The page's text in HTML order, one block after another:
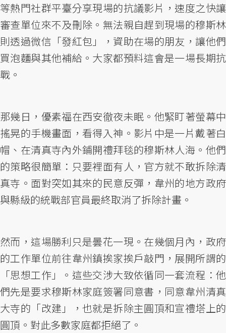
等熱門社群平臺分享現場的抗議影片，速度之快讓
審查單位來不及刪除。無法親自趕到現場的穆斯林
則透過微信「發紅包」，資助在場的朋友，讓他們
買泡麵與其他補給。大家都預料這會是一場長期抗
戰。
那幾日，優素福在西安徹夜未眠。他緊盯著螢幕中
搖晃的手機畫面，看得入神。影片中是一片戴著白
帽、在清真寺內外鋪開禮拜毯的穆斯林人海。他們
的策略很簡單：只要裡面有人，官方就不敢拆除清
真寺。面對突如其來的民意反彈，韋州的地方政府
與縣級的統戰部官員最終取消了拆除計畫。
然而，這場勝利只是曇花一現。在幾個月內，政府
的工作單位前往韋州鎮挨家挨戶敲門，展開所謂的
「思想工作」。這些交涉大致依循同一套流程：他
們先是要求穆斯林家庭簽署同意書，同意韋州清真
大寺的「改建」，也就是拆除主圓頂和宣禮塔上的
圓頂。對此多數家庭都拒絕了。